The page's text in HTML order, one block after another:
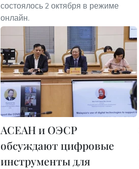
состоялось 2 октября в режиме
онлайн.
АСЕАН и ОЭСР
обсуждают цифровые
инструменты для